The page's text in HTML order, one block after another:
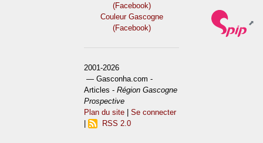
(Facebook)
Couleur Gascogne
(Facebook)
2001-2026
— Gasconha.com -
Articles -Région Gascogne
Prospective
Plan du site |Se connecter
RSS 2.0